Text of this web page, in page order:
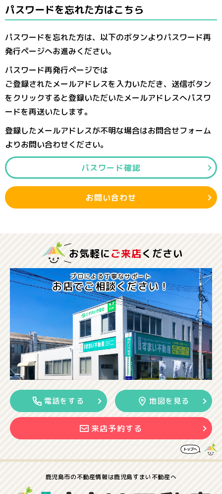
パスワードを忘れた方はこちら
パスワードを忘れた方は、以下のボタンよりパスワード再
発行ページへお進みください。
パスワード再発行ページでは
ご登録されたメールアドレスを入力いただき、送信ボタン
をクリックすると登録いただいたメールアドレスへパスワ
ードを再送いたします。
登録したメールアドレスが不明な場合はお問合せフォーム
よりお問い合わせください。
パスワード確認
お問い合わせ
お気軽にご来店ください
プロによる丁寧なサポート
お店でご相談ください！
電話をする 地図を見る
来店予約する
鹿児島市の不動産情報は鹿児島すまい不動産へ